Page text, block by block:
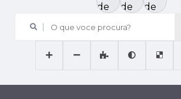
O que voce procura?